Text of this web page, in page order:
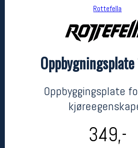
Rottefella
Oppbyggingsplate
349,-
Rottefella
Oppbygningsplate 10
kr 349